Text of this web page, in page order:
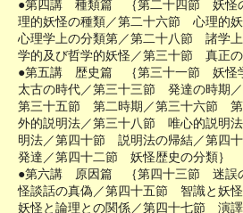
●第四講 種類篇 ｛第二十四節 妖怪
理的妖怪の種類／第二十六節 心理的
心理学上の分類第／第二十八節 諸学
学的及び哲学的妖怪／第三十節 真正の
●第五講 歴史篇 ｛第三十一節 妖怪
太古の時代／第三十三節 発達の時期
第三十五節 第二時期／第三十六節
外的説明法／第三十八節 唯心的説明
明法／第四十節 説明法の帰結／第四
発達／第四十二節 妖怪歴史の分類｝
●第六講 原因篇 ｛第四十三節 迷誤
怪談話の真偽／第四十五節 智識と妖
妖怪と論理との関係／第四十七節 演